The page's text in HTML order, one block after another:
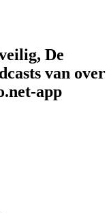
De
van over
app